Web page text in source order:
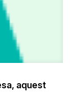
aquest